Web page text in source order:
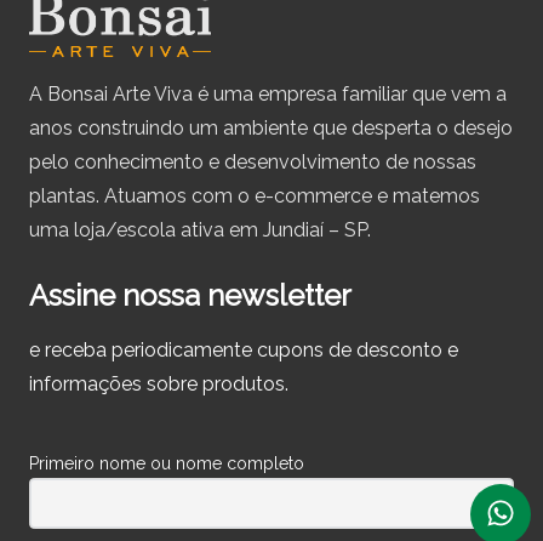
A Bonsai Arte Viva é uma empresa familiar que vem a
anos construindo um ambiente que desperta o desejo
pelo conhecimento e desenvolvimento de nossas
plantas. Atuamos com o e-commerce e matemos
uma loja/escola ativa em Jundiaí – SP.
Assine nossa newsletter
e receba periodicamente cupons de desconto e
informações sobre produtos.
Primeiro nome ou nome completo